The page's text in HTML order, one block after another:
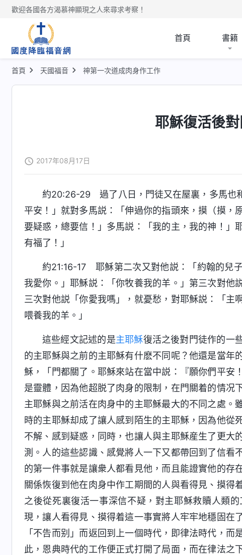
歡迎各國各方渴慕神顯現之人來尋求考察！
首頁 書籍
首頁 天國福音 神第一次道成肉身作工作
耶穌復活後
2017年08月17日
約20:26-29 過了八日，門徒又在屋裏，多馬也
平安！」就對多馬説：「伸過你的指頭來，摸（摸
要疑惑，總要信！」多馬説：「我的主，我的神！
有福了！」
約21:16-17 耶穌第二次又對他説：「約翰的兒
我愛你。」耶穌説：「你牧養我的羊。」第三次對
三次對他説「你愛我嗎」，就憂愁，對耶穌説：「
喂養我的羊。」
這些經文記述的是主耶穌復活之後對門徒作的一
的主耶穌與之前的主耶穌有什麽不同呢？他還是當
穌，「門都關了。耶穌來站在當中説：『願你們平
是靈體，因為他超脱了肉身的限制，在門關着的情
主耶穌與之前活在肉身中的主耶穌最大的不同之處
時的主耶穌却成了讓人感到陌生的主耶穌，因為他
不解、感到疑惑，同時，也讓人與主耶穌産生了更
測。人的這些認識、感覺將人一下又都帶回到了信
的第一件事就是讓衆人都看見他，而且能證實他的
關係恢復到他在肉身中作工期間的人與看得見、摸
之後從死裏復活一事深信不疑，對主耶穌救贖人類
現，讓人看得見、摸得着這一事實將人牢牢地穩固在
「不告而别」而返回到上一個時代，即律法時代，
此，恩典時代的工作便正式打開了局面，而在律法